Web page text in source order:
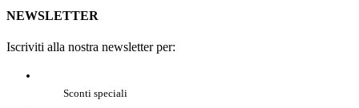
NEWSLETTER
Iscriviti alla nostra newsletter per:
Sconti speciali